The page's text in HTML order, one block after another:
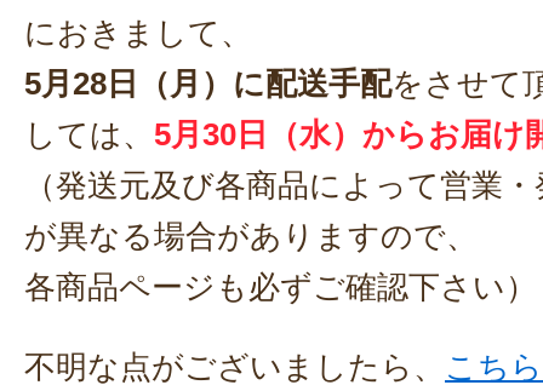
におきまして、
5月28日（月）に配送手配をさせて
しては、 5月30日（水）からお届け
（発送元及び各商品によって営業
が異なる場合がありますので、
各商品ページも必ずご確認下さい）
不明な点がございましたら、
こちら